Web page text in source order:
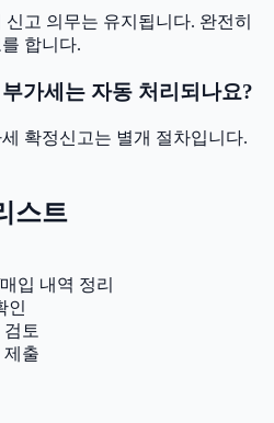
고 의무는 유지됩니다. 완전히
합니다.
가세는 자동 처리되나요?
확정신고는 별개 절차입니다.
스트
입 내역 정리
인
검토
제출